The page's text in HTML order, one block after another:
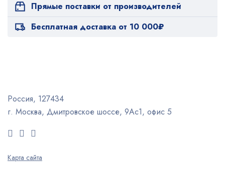
Прямые поставки от производителей
Бесплатная доставка от 10 000₽
Россия, 127434
г. Москва, Дмитровское шоссе, 9Ас1, офис 5
Карта сайта